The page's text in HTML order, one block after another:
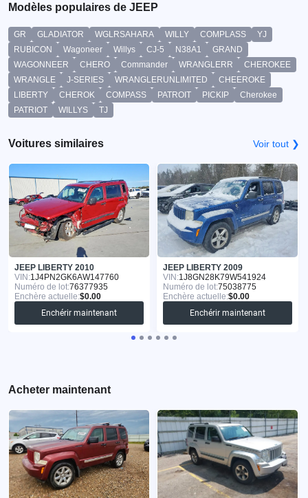
Modèles populaires de JEEP
GR GLADIATOR WGLRSAHARA WILLY COMPLASS
YJ
RUBICON
Wagoneer Willys CJ-5 N38A1
GRAND
WAGONNEER
CHERO Commander WRANGLERR
CHEROKEE
WRANGLE
J-SERIES WRANGLERUNLIMITED
CHEEROKE
LIBERTY
CHEROK COMPASS PATROIT PICKIP
Cherokee
PATRIOT
WILLYS TJ
Voitures similaires Voir tout ❯
JEEP LIBERTY 2010
VIN:1J4PN2GK6AW147760
Numéro de lot:76377935
Enchère actuelle:$0.00
Enchérir maintenant
JEEP LIBERTY 2009
VIN:1J8GN28K79W541924
Numéro de lot:75038775
Enchère actuelle:$0.00
Enchérir maintenant
Acheter maintenant